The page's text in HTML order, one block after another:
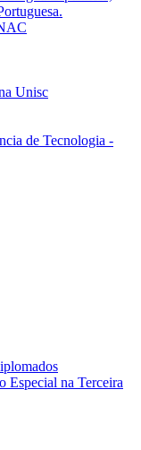
Unisc
de Tecnologia -
Especial na Terceira